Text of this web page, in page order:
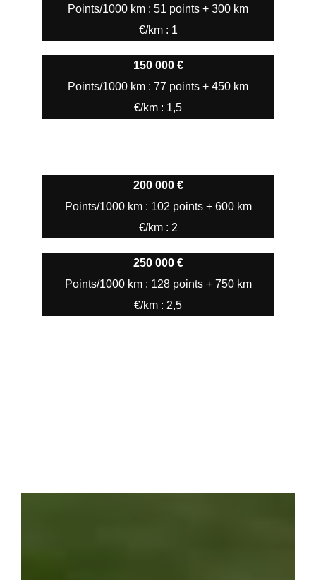
Points/1000 km : 51 points + 300 km
€/km : 1
150 000 €
Points/1000 km : 77 points + 450 km
€/km : 1,5
200 000 €
Points/1000 km : 102 points + 600 km
€/km : 2
250 000 €
Points/1000 km : 128 points + 750 km
€/km : 2,5